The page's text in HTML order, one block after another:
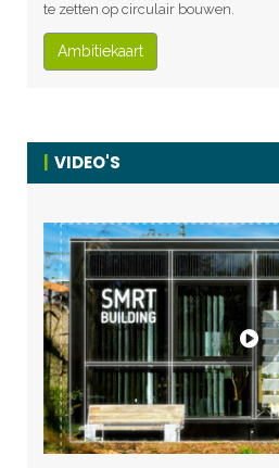
te zetten op circulair bouwen.
Ambitiekaart
VIDEO'S